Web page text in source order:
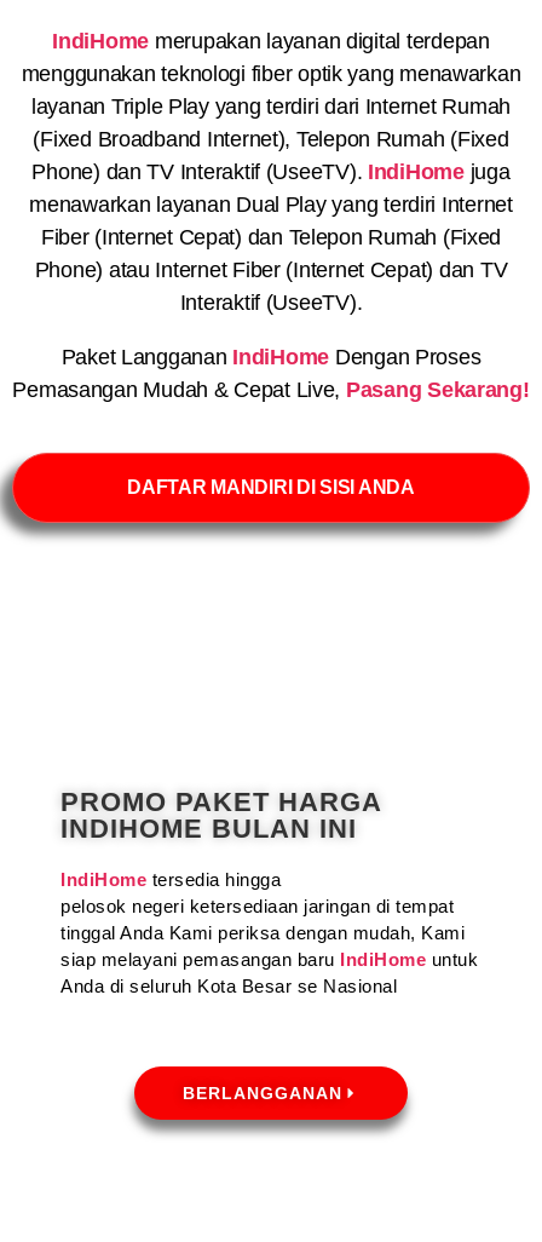
IndiHome merupakan layanan digital terdepan
menggunakan teknologi fiber optik yang menawarkan
layanan Triple Play yang terdiri dari Internet Rumah
(Fixed Broadband Internet), Telepon Rumah (Fixed
Phone) dan TV Interaktif (UseeTV). IndiHomejuga
menawarkan layanan Dual Play yang terdiri Internet
Fiber (Internet Cepat) dan Telepon Rumah (Fixed
Phone) atau Internet Fiber (Internet Cepat) dan TV
Interaktif (UseeTV).
Paket Langganan IndiHome Dengan Proses
Pemasangan Mudah & Cepat Live, Pasang Sekarang!
DAFTAR MANDIRI DI SISI ANDA
PROMO PAKET HARGA
INDIHOME BULAN INI
IndiHome tersedia hingga
pelosok negeri ketersediaan jaringan di tempat
tinggal Anda Kami periksa dengan mudah, Kami
siap melayani pemasangan baru IndiHome untuk
Anda di seluruh Kota Besar se Nasional
BERLANGGANAN